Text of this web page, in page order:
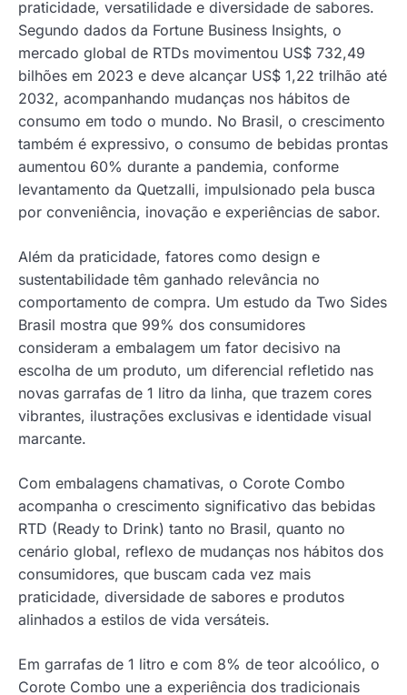
praticidade, versatilidade e diversidade de sabores.
Segundo dados da Fortune Business Insights, o
mercado global de RTDs movimentou US$ 732,49
bilhões em 2023 e deve alcançar US$ 1,22 trilhão até
2032, acompanhando mudanças nos hábitos de
consumo em todo o mundo. No Brasil, o crescimento
também é expressivo, o consumo de bebidas prontas
aumentou 60% durante a pandemia, conforme
levantamento da Quetzalli, impulsionado pela busca
por conveniência, inovação e experiências de sabor.
Além da praticidade, fatores como design e
sustentabilidade têm ganhado relevância no
comportamento de compra. Um estudo da Two Sides
Brasil mostra que 99% dos consumidores
consideram a embalagem um fator decisivo na
escolha de um produto, um diferencial refletido nas
novas garrafas de 1 litro da linha, que trazem cores
vibrantes, ilustrações exclusivas e identidade visual
marcante.
Com embalagens chamativas, o Corote Combo
acompanha o crescimento significativo das bebidas
RTD (Ready to Drink) tanto no Brasil, quanto no
cenário global, reflexo de mudanças nos hábitos dos
consumidores, que buscam cada vez mais
praticidade, diversidade de sabores e produtos
alinhados a estilos de vida versáteis.
Em garrafas de 1 litro e com 8% de teor alcoólico, o
Corote Combo une a experiência dos tradicionais